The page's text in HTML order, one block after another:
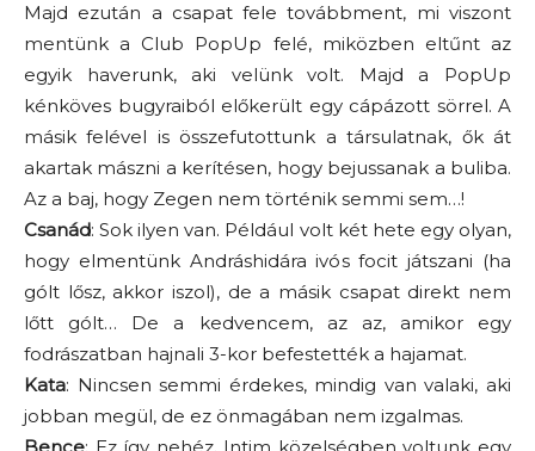
Majd ezután a csapat fele továbbment, mi viszont
mentünk a Club PopUp felé, miközben eltűnt az
egyik haverunk, aki velünk volt. Majd a PopUp
kénköves bugyraiból előkerült egy cápázott sörrel. A
másik felével is összefutottunk a társulatnak, ők át
akartak mászni a kerítésen, hogy bejussanak a buliba.
Az a baj, hogy Zegen nem történik semmi sem…!
Csanád: Sok ilyen van. Például volt két hete egy olyan,
hogy elmentünk Andráshidára ivós focit játszani (ha
gólt lősz, akkor iszol), de a másik csapat direkt nem
lőtt gólt… De a kedvencem, az az, amikor egy
fodrászatban hajnali 3-kor befestették a hajamat.
Kata: Nincsen semmi érdekes, mindig van valaki, aki
jobban megül, de ez önmagában nem izgalmas.